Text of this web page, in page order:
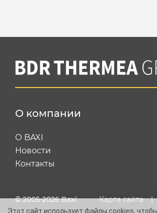
О компании
О BAXI
Новости
Контакты
© 2005-2026 Baxi Карта сайта |
Этот сайт использует файлы cookies,